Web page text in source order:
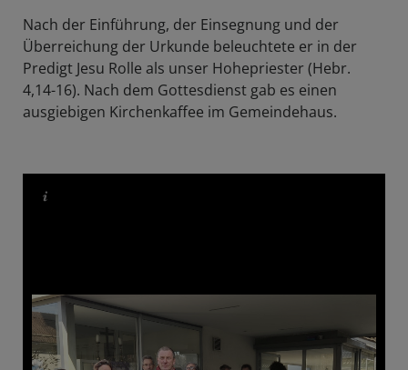
Nach der Einführung, der Einsegnung und der
Überreichung der Urkunde beleuchtete er in der
Predigt Jesu Rolle als unser Hohepriester (Hebr.
4,14-16). Nach dem Gottesdienst gab es einen
ausgiebigen Kirchenkaffee im Gemeindehaus.